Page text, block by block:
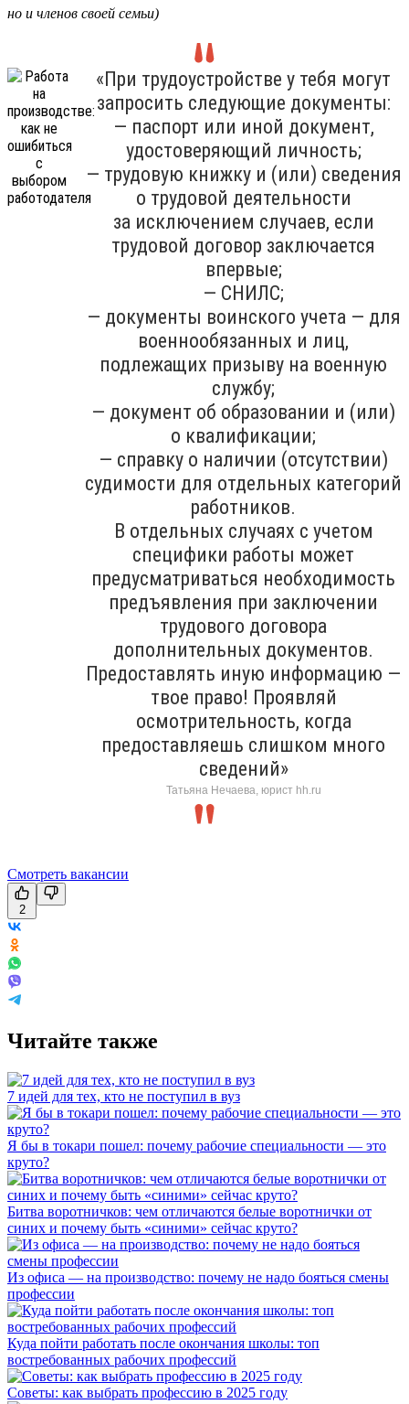
но и членов своей семьи)
«При трудоустройстве у тебя могут
запросить следующие документы:
— паспорт или иной документ,
удостоверяющий личность;
— трудовую книжку и (или) сведения
о трудовой деятельности
за исключением случаев, если
трудовой договор заключается
впервые;
— СНИЛС;
— документы воинского учета — для
военнообязанных и лиц,
подлежащих призыву на военную
службу;
— документ об образовании и (или)
о квалификации;
— справку о наличии (отсутствии)
судимости для отдельных категорий
работников.
В отдельных случаях с учетом
специфики работы может
предусматриваться необходимость
предъявления при заключении
трудового договора
дополнительных документов.
Предоставлять иную информацию —
твое право! Проявляй
осмотрительность, когда
предоставляешь слишком много
сведений»
Татьяна Нечаева, юрист hh.ru
Смотреть вакансии
2
Читайте также
7 идей для тех, кто не поступил в вуз
Я бы в токари пошел: почему рабочие специальности — это
круто?
Битва воротничков: чем отличаются белые воротнички от
синих и почему быть «синими» сейчас круто?
Из офиса — на производство: почему не надо бояться смены
профессии
Куда пойти работать после окончания школы: топ
востребованных рабочих профессий
Советы: как выбрать профессию в 2025 году